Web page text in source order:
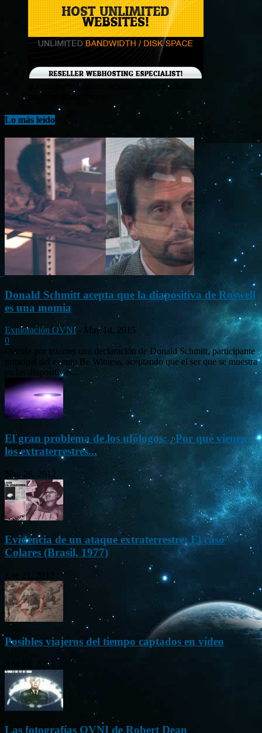
¡Consigue tu hosting de alta calidad y a bajo
costo en Banahosting!
Lo más leído
Donald Schmitt acepta que la diapositiva de Roswell
es una momia
Exploración OVNI - May 14, 2015
0
Circula por internet una declaración de Donald Schmitt, participante
principal del evento Be Witness, aceptando que el ser que se muestra
en las diapositivas...
El gran problema de los ufólogos: ¿Por qué vienen
los extraterrestres...
Nov 26, 2012
Evidencia de un ataque extraterrestre: El caso
Colares (Brasil, 1977)
Posibles viajeros del tiempo captados en vídeo
Abr 13, 2013
Las fotografías OVNI de Robert Dean